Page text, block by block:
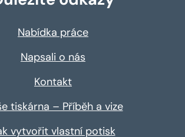
Nabídka práce
Napsali o nás
Kontakt
tiskárna – Příběh a vize
vytvořit vlastní potisk